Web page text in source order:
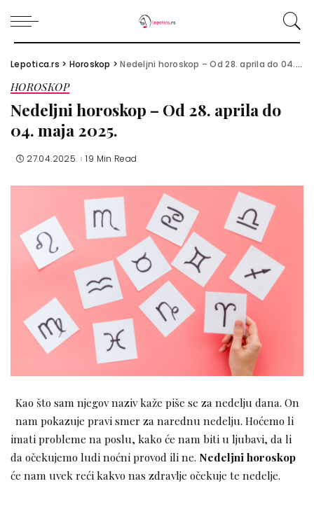
Lepotica.rs > Horoskop >Nedeljni horoskop – Od 28. aprila do 04. maja 2025.
HOROSKOP
Nedeljni horoskop – Od 28. aprila do
04. maja 2025.
27.04.2025. 19 Min Read
Kao što sam njegov naziv kaže piše se za nedelju dana. On
nam pokazuje pravi smer za narednu nedelju. Hoćemo li
imati probleme na poslu, kako će nam biti u ljubavi, da li
da očekujemo ludi noćni provod ili ne. Nedeljni horoskop
će nam uvek reći kakvo nas zdravlje očekuje te nedelje.